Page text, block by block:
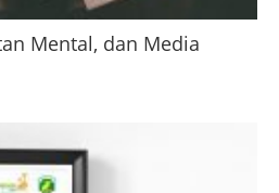
Mental, dan Media